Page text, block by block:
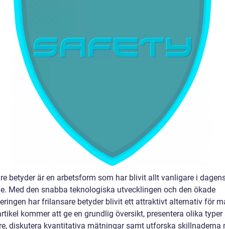
betyder är en arbetsform som har blivit allt vanligare i
Med den snabba teknologiska utvecklingen och den ökade
har frilansare betyder blivit ett attraktivt alternativ för
kommer att ge en grundlig översikt, presentera olika typer
diskutera kvantitativa mätningar samt utforska skillnaderna